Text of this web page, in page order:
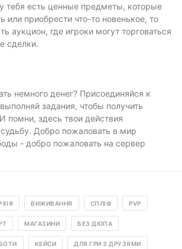
тебя есть ценные предметы, которые
или приобрести что-то новенькое, то
аукцион, где игроки могут торговаться
сделки.
немного денег? Присоединяйся к
задания, чтобы получить
помни, здесь твои действия
Добро пожаловать в мир
- добро пожаловать на сервер
ВИЖИВАННЯ СПЛІФ PVP
МАГАЗИНИ БЕЗ ДЮПА
КЕЙСИ ДЛЯ ГРИ З ДРУЗЯМИ